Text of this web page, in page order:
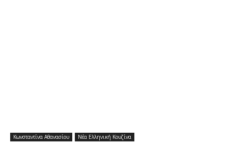
Κωνσταντίνα Αθανασίου Νέα Ελληνική Κουζίνα